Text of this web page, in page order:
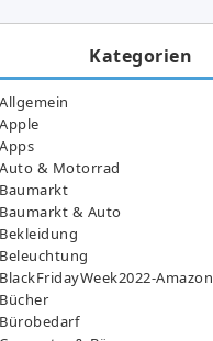
Kategorien
Allgemein
Apple
Apps
Auto & Motorrad
Baumarkt
Baumarkt & Auto
Bekleidung
Beleuchtung
BlackFridayWeek2022-Amazon
Bücher
Bürobedarf